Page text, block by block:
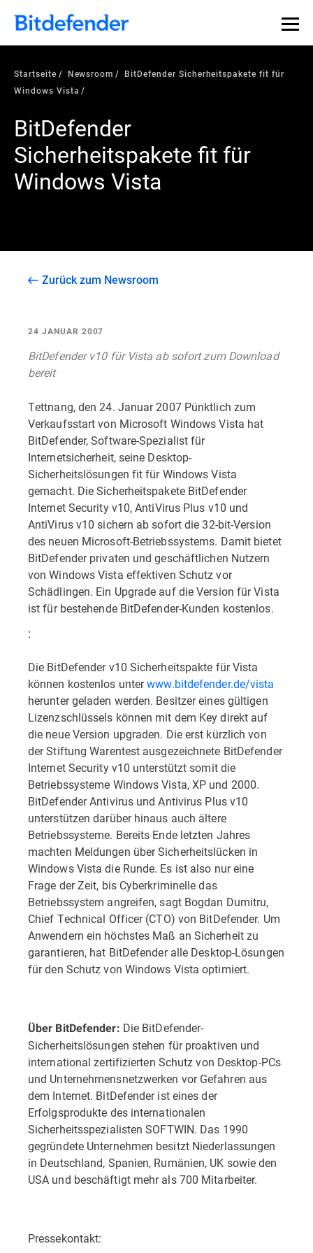
Startseite Newsroom
BitDefender Sicherheitspakete fit für
Windows Vista
BitDefender
Sicherheitspakete fit für
Windows Vista
Zurück zum Newsroom
24 JANUAR 2007
BitDefender v10 für Vista ab sofort zum Download
bereit
Tettnang, den 24. Januar 2007 Pünktlich zum
Verkaufsstart von Microsoft Windows Vista hat
BitDefender, Software-Spezialist für
Internetsicherheit, seine Desktop-
Sicherheitslösungen fit für Windows Vista
gemacht. Die Sicherheitspakete BitDefender
Internet Security v10, AntiVirus Plus v10 und
AntiVirus v10 sichern ab sofort die 32-bit-Version
des neuen Microsoft-Betriebssystems. Damit bietet
BitDefender privaten und geschäftlichen Nutzern
von Windows Vista effektiven Schutz vor
Schädlingen. Ein Upgrade auf die Version für Vista
ist für bestehende BitDefender-Kunden kostenlos.
:
Die BitDefender v10 Sicherheitspakte für Vista
können kostenlos unterwww.bitdefender.de/vista
herunter geladen werden. Besitzer eines gültigen
Lizenzschlüssels können mit dem Key direkt auf
die neue Version upgraden. Die erst kürzlich von
der Stiftung Warentest ausgezeichnete BitDefender
Internet Security v10 unterstützt somit die
Betriebssysteme Windows Vista, XP und 2000.
BitDefender Antivirus und Antivirus Plus v10
unterstützen darüber hinaus auch ältere
Betriebssysteme. Bereits Ende letzten Jahres
machten Meldungen über Sicherheitslücken in
Windows Vista die Runde. Es ist also nur eine
Frage der Zeit, bis Cyberkriminelle das
Betriebssystem angreifen, sagt Bogdan Dumitru,
Chief Technical Officer (CTO) von BitDefender. Um
Anwendern ein höchstes Maß an Sicherheit zu
garantieren, hat BitDefender alle Desktop-Lösungen
für den Schutz von Windows Vista optimiert.
Über BitDefender: Die BitDefender-
Sicherheitslösungen stehen für proaktiven und
international zertifizierten Schutz von Desktop-PCs
und Unternehmensnetzwerken vor Gefahren aus
dem Internet. BitDefender ist eines der
Erfolgsprodukte des internationalen
Sicherheitsspezialisten SOFTWIN. Das 1990
gegründete Unternehmen besitzt Niederlassungen
in Deutschland, Spanien, Rumänien, UK sowie den
USA und beschäftigt mehr als 700 Mitarbeiter.
Pressekontakt: